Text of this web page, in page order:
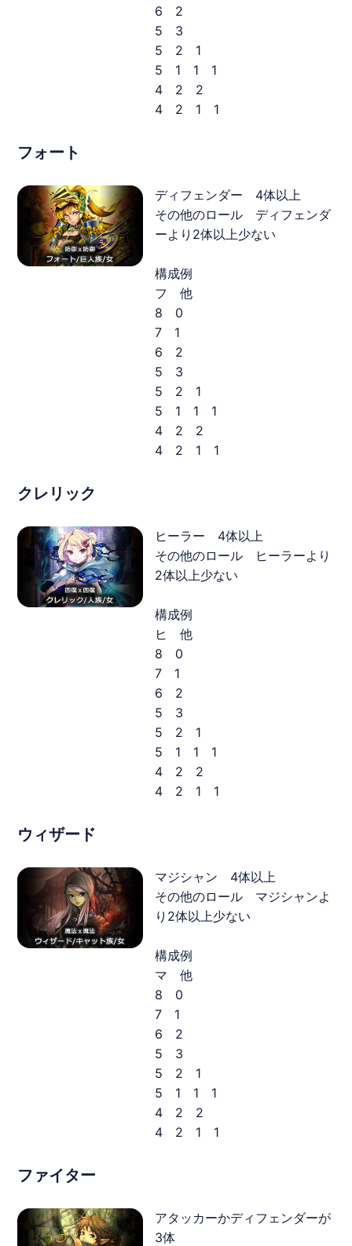
6 2
5 3
5 2 1
5 1 1 1
4 2 2
4 2 1 1
フォート
ディフェンダー 4体以上
その他のロール ディフェンダ
ーより2体以上少ない
構成例
フ 他
8 0
7 1
6 2
5 3
5 2 1
5 1 1 1
4 2 2
4 2 1 1
クレリック
ヒーラー 4体以上
その他のロール ヒーラーより
2体以上少ない
構成例
ヒ 他
8 0
7 1
6 2
5 3
5 2 1
5 1 1 1
4 2 2
4 2 1 1
ウィザード
マジシャン 4体以上
その他のロール マジシャンよ
り2体以上少ない
構成例
マ 他
8 0
7 1
6 2
5 3
5 2 1
5 1 1 1
4 2 2
4 2 1 1
ファイター
アタッカーかディフェンダーが
3体